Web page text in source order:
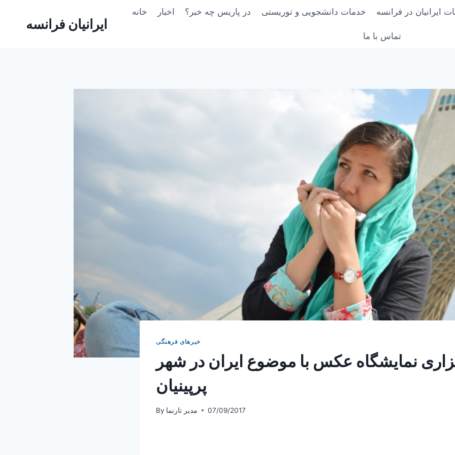
ایرانیان فرانسه
خانه اخبار در پاریس چه خبر؟ خدمات دانشجویی و توریستی ایرانیان در فرانسه
تماس با ما
خبرهای فرهنگی
نمایشگاه عکس‌ با موضوع ایران در شهر
پرپینیان
By مدیر تارنما 07/09/2017